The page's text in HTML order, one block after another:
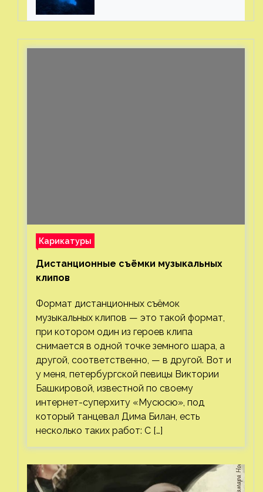
с помощью пластиковых
Карикатуры
Дистанционные съёмки музыкальных
клипов⁠⁠
Формат дистанционных съёмок
музыкальных клипов — это такой формат,
при котором один из героев клипа
снимается в одной точке земного шара, а
другой, соответственно, — в другой. Вот и
у меня, петербургской певицы Виктории
Башкировой, известной по своему
интернет-суперхиту «Мусюсю», под
который танцевал Дима Билан, есть
несколько таких работ: С […]